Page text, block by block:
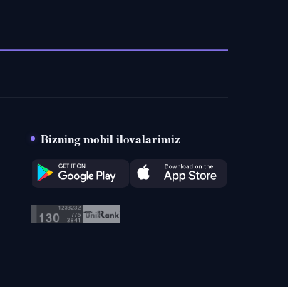
Bizning mobil ilovalarimiz